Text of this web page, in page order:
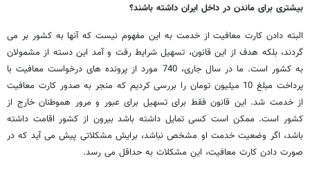
بیشتری برای ماندن در داخل ایران داشته باشند؟
البته دادن کارت معافیت از خدمت به این مفهوم نیست که آنها به کشور بر می
گردند، بلکه هدف از این قانون، تسهیل شرایط رفت و آمد این دسته از مشمولان
به کشور است. ما در سال جاری، 740 مورد از پرونده های درخواست معافیت با
پرداخت مبلغ 10 میلیون تومان را بررسی کردیم که منجر به صدور کارت معافیت
از خدمت شد. این قانون فقط برای تسهیل برای عبور و مرور هموطنان خارج از
کشور است. ممکن است کسی تمایل داشته باشد بیرون از کشور اقامت داشته
باشد، اگر وضعیت خدمت او مشخص نباشد، برایش مشکلاتی پیش می آید که در
صورت دادن کارت معافیت، این مشکلات به حداقل می رسد.